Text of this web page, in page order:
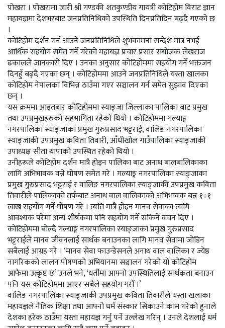
पोखरा । पोखरामा जारी श्री गण्डकी शतकुण्डीय गायत्री कोटिहोम विराट ज्ञान
महायज्ञमा देशभरबाट जनप्रतिनिधिको उपस्थिति दिनप्रतिदिन बढ्दै गएको छ
।
कोटिहोम दर्शन गर्न आउने जनप्रतिनिधिले शुभकामना सन्देश मात्र नभई
आर्थिक सहयोग समेत गर्ने गरेको महायज्ञ प्रचार प्रसार संयोजक लेखराज
ढकालले जानकारी दिए । उनका अनुसार कोटिहोममा सहयोग गर्ने भक्तजन
दिनहुँ बढ्दै गएका छन् । कोटिहोममा आउने जनप्रतिनिधिले यस्ता खालका
कोटिहोम नेपालका विभिन्न ठाउँमा गएर सञ्चालन गर्न समेत सुझाव दिएका
छन् ।
यस क्रममा आइतबार कोटिहोममा स्याङ्जा जिल्लाका पालिका बाट प्रमुख
तथा उपप्रमुखहरुको सहभागिता रहेको थियो । कोटिहोममा गल्याङ्ग
नगरपालिका स्याङ्जाका प्रमुख गुरुप्रसाद भट्टराई, वालिङ नगरपालिका
स्याङ्जाकी उपप्रमुख कविता तिवारी, आँधीखोल गाउँपालिका स्याङ्जाकी
उपाध्यक्ष सीता थापाको उपस्थित रहेको थियो ।
उनीहरूले कोटिहोम दर्शन मात्रै होइन पालिका बाट अनाथ बालबालिकाका
लागि अभिभावक वन्ने घोषण समेत गरे । गल्याङ्ग नगरपालिका स्याङ्जाका
प्रमुख गुरुप्रसाद भट्टराई र वालिङ नगरपालिका स्याङ्जाकी उपप्रमुख कविता
तिवारीले पालिकाको तर्फबाट अनाथ वाल वालिकाको अभिभावक बन्न १÷१
लाख सहयोग गर्ने घोषण गरे । त्यति मात्रै होइन मानव सेवाका लागि
आवश्यक परेमा अन्य शीर्षकमा पनि सहयोग गर्ने सकिने वचन दिए ।
कोटिहोममा बोल्दै गल्याङ्ग नगरपालिका स्याङ्जाका प्रमुख गुरुप्रसाद
भट्टराईले मानव जीवनलाई सार्थक बनाउनका लागि मानव सेवामा जोडिन
सबैलाई आग्रह गरे । ‘मानव सेवा फाउन्डेसनले अनाथ वाल वालिका र ज्येष्ठ
नागरिकको लालन पोषणको अभियानमा सञ्चालन गरेको यो कोटिहोम
आफैमा उत्कृष्ट छ’ उनले भने, ‘धर्तीमा आफ्नो उपस्थितिलाई सार्थकता बनाउन
पनि यस कोटिहोममा आएर सबैले सहयोग गरौँ ।’
वालिङ नगरपालिका स्याङ्जाकी उपप्रमुख कविता तिवारीले यस्ता खलाका
महायज्ञले नैतिक शिक्षा तथा आफ्नो धर्म संस्कार सिकाउने काम गरेको हुनाले
देशका हरेक ठाउँमा यस्ता महायज्ञ गर्नु पर्ने उल्लेख गरिन् । उनले देशलाई धर्म